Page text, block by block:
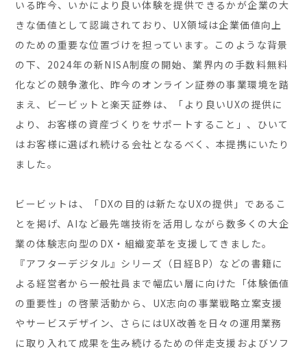
いる昨今、いかにより良い体験を提供できるかが企業の大
きな価値として認識されており、UX領域は企業価値向上
のための重要な位置づけを担っています。このような背景
の下、2024年の新NISA制度の開始、業界内の手数料無料
化などの競争激化、昨今のオンライン証券の事業環境を踏
まえ、ビービットと楽天証券は、「より良いUXの提供に
より、お客様の資産づくりをサポートすること」、ひいて
はお客様に選ばれ続ける会社となるべく、本提携にいたり
ました。
ビービットは、「DXの目的は新たなUXの提供」であるこ
とを掲げ、AIなど最先端技術を活用しながら数多くの大企
業の体験志向型のDX・組織変革を支援してきました。
『アフターデジタル』シリーズ（日経BP）などの書籍に
よる経営者から一般社員まで幅広い層に向けた「体験価値
の重要性」の啓蒙活動から、UX志向の事業戦略立案支援
やサービスデザイン、さらにはUX改善を日々の運用業務
に取り入れて成果を生み続けるための伴走支援およびソフ